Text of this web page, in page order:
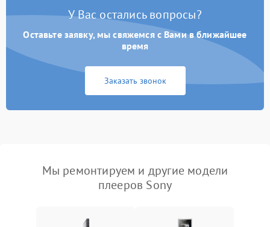
У Вас остались вопросы?
Оставьте заявку, мы свяжемся с Вами в ближайшее
время
Заказать звонок
Мы ремонтируем и другие модели
плееров Sony